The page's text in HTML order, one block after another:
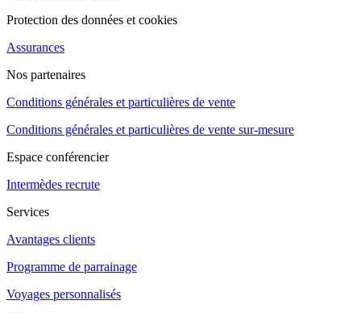
Protection des données et cookies
Assurances
Nos partenaires
Conditions générales et particulières de vente
Conditions générales et particulières de vente sur-mesure
Espace conférencier
Intermèdes recrute
Services
Avantages clients
Programme de parrainage
Voyages personnalisés